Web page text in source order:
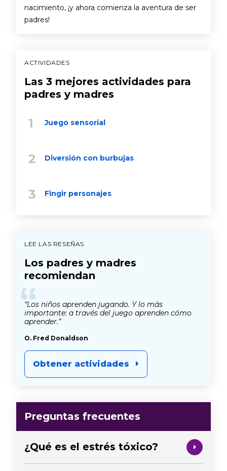
nacimiento, ¡y ahora comienza la aventura de ser
padres!
ACTIVIDADES
Las 3 mejores actividades para
padres y madres
Juego sensorial
Diversión con burbujas
Fingir personajes
LEE LAS RESEÑAS
Los padres y madres
recomiendan
“
“Los niños aprenden jugando. Y lo más
importante: a través del juego aprenden cómo
aprender.”
O. Fred Donaldson
Obtener actividades
Preguntas frecuentes
¿Qué es el estrés tóxico?